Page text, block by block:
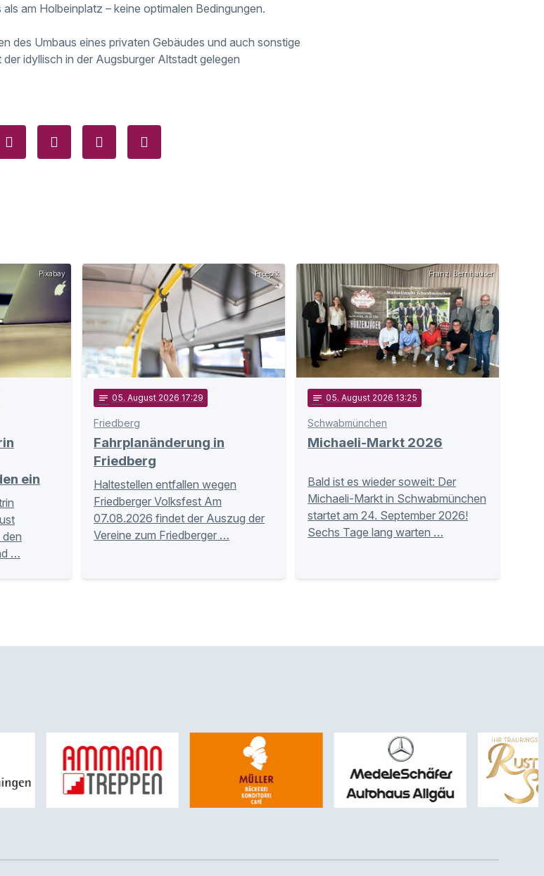
am Holbeinplatz – keine optimalen Bedingungen.
des Umbaus eines privaten Gebäudes und auch sonstige
idyllisch in der Augsburger Altstadt gelegen
Pixabay
ein
…
Freepik
notes 05. August 2026 17:29
Friedberg
Fahrplanänderung in
Friedberg
Haltestellen entfallen wegen
Friedberger Volksfest Am
07.08.2026 findet der Auszug der
Vereine zum Friedberger …
Franzi Bernhauser
notes 05. August 2026 13:25
Schwabmünchen
Michaeli-Markt 2026
Bald ist es wieder soweit: Der
Michaeli-Markt in Schwabmünchen
startet am 24. September 2026!
Sechs Tage lang warten …